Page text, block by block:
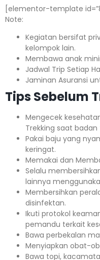
[elementor-template
Note:⁣⁣
Kegiatan bersifat
kelompok lain.
Membawa anak
Jadwal Trip Setiap
Jaminan Asuransi
Tips Sebelum
Mengecek
Trekking saat
Pakai baju yang
keringat.
Memakai dan
Selalu
lainnya
Membersihkan
disinfektan.
Ikuti protokol
pemandu terkait
Bawa perbekalan
Menyiapkan obat-
Bawa topi,